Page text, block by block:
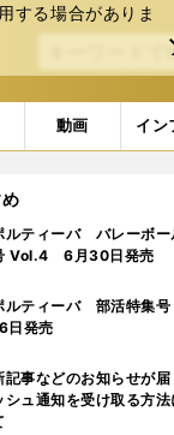
する場合がありま
動画 イン
「ゾーンに入った
ルティーバ バレーボー
Vol.4 6月30日発売
ルティーバ 部活特集
日発売
記事などのお知らせが
シュ通知を受け取る方法